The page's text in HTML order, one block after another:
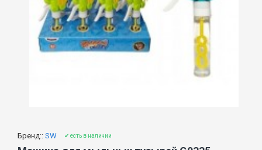
Бренд:: SW ✔ есть в наличии